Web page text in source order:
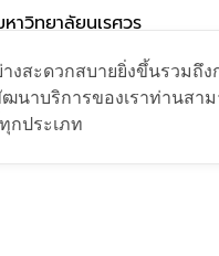
าวิทยาลัยนเรศวร
เรียนจะได้รับ Certificate
างสะดวกสบายยิ่งขึ้นรวม
นาบริการของเราท่านส
กประเภท